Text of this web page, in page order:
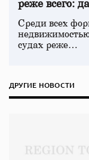
реже всего:
Среди всех
судах реже…
ДРУГИЕ НОВОСТИ